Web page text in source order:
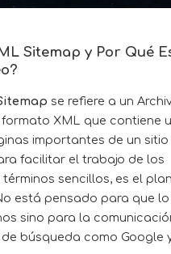
Sitemap y Por Qué
se refiere a un
XML que contiene
importantes de un sitio
facilitar el trabajo de los
términos sencillos, es el
está pensado para que lo
sino para la
búsqueda como Google